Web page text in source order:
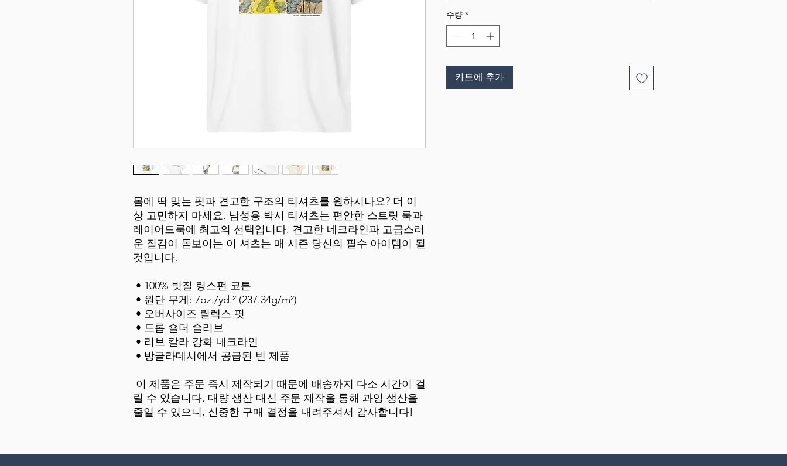
몸에 딱 맞는 핏과 견고한 구조의 티셔츠를 원하시나요? 더 이
상 고민하지 마세요. 남성용 박시 티셔츠는 편안한 스트릿 룩과
레이어드룩에 최고의 선택입니다. 견고한 네크라인과 고급스러
운 질감이 돋보이는 이 셔츠는 매 시즌 당신의 필수 아이템이 될
것입니다.
• 100% 빗질 링스펀 코튼
• 원단 무게: 7oz./yd.² (237.34g/m²)
• 오버사이즈 릴렉스 핏
• 드롭 숄더 슬리브
• 리브 칼라 강화 네크라인
• 방글라데시에서 공급된 빈 제품
릴 수 있습니다. 대량 생산 대신 주문 제작을 통해 과잉 생산을
줄일 수 있으니, 신중한 구매 결정을 내려주셔서 감사합니다!
수량 *
카트에 추가